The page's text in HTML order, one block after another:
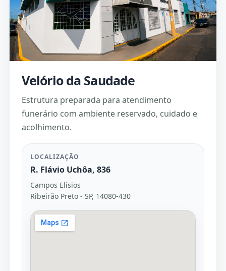
Velório da Saudade
Estrutura preparada para atendimento
funerário com ambiente reservado, cuidado e
acolhimento.
LOCALIZAÇÃO
R. Flávio Uchôa, 836
Campos Elísios
Ribeirão Preto - SP, 14080-430